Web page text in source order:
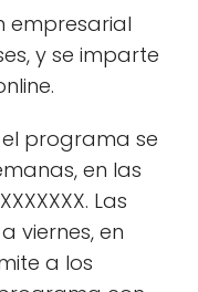
empresarial
y se imparte
programa se
en las
Las
viernes, en
a los